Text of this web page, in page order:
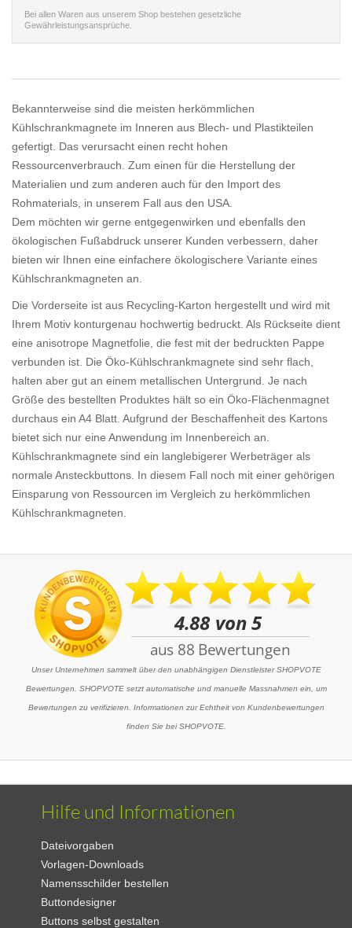
Bei allen Waren aus unserem Shop bestehen gesetzliche
Gewährleistungsansprüche.
Bekannterweise sind die meisten herkömmlichen
Kühlschrankmagnete im Inneren aus Blech- und Plastikteilen
gefertigt. Das verursacht einen recht hohen
Ressourcenverbrauch. Zum einen für die Herstellung der
Materialien und zum anderen auch für den Import des
Rohmaterials, in unserem Fall aus den USA.
Dem möchten wir gerne entgegenwirken und ebenfalls den
ökologischen Fußabdruck unserer Kunden verbessern, daher
bieten wir Ihnen eine einfachere ökologischere Variante eines
Kühlschrankmagneten an.
Die Vorderseite ist aus Recycling-Karton hergestellt und wird mit
Ihrem Motiv konturgenau hochwertig bedruckt. Als Rückseite dient
eine anisotrope Magnetfolie, die fest mit der bedruckten Pappe
verbunden ist. Die Öko-Kühlschrankmagnete sind sehr flach,
halten aber gut an einem metallischen Untergrund. Je nach
Größe des bestellten Produktes hält so ein Öko-Flächenmagnet
durchaus ein A4 Blatt. Aufgrund der Beschaffenheit des Kartons
bietet sich nur eine Anwendung im Innenbereich an.
Kühlschrankmagnete sind ein langlebigerer Werbeträger als
normale Ansteckbuttons. In diesem Fall noch mit einer gehörigen
Einsparung von Ressourcen im Vergleich zu herkömmlichen
Kühlschrankmagneten.
Unser Unternehmen sammelt über den unabhängigen Dienstleister SHOPVOTE
Bewertungen. SHOPVOTE setzt automatische und manuelle Massnahmen ein, um
Bewertungen zu verifizieren. Informationen zur Echtheit von Kundenbewertungen
finden Sie bei SHOPVOTE.
Hilfe und Informationen
Dateivorgaben
Vorlagen-Downloads
Namensschilder bestellen
Buttondesigner
Buttons selbst gestalten